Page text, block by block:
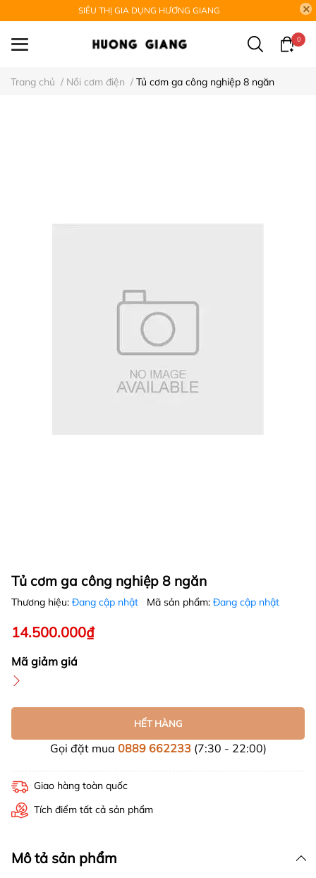
SIÊU THỊ GIA DỤNG HƯƠNG GIANG
0
Trang chủ / Nồi cơm điện / Tủ cơm ga công nghiệp 8 ngăn
Tủ cơm ga công nghiệp 8 ngăn
Thương hiệu: Đang cập nhật Mã sản phẩm: Đang cập nhật
14.500.000₫
Mã giảm giá
HẾT HÀNG
Gọi đặt mua 0889 662233(7:30 - 22:00)
Giao hàng toàn quốc
Tích điểm tất cả sản phẩm
Mô tả sản phẩm